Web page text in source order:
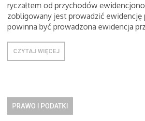
ryczałtem od przychodów
zobligowany jest prowadzić ewidencję
powinna być prowadzona ewidencja
CZYTAJ WIĘCEJ
PRAWO I PODATKI